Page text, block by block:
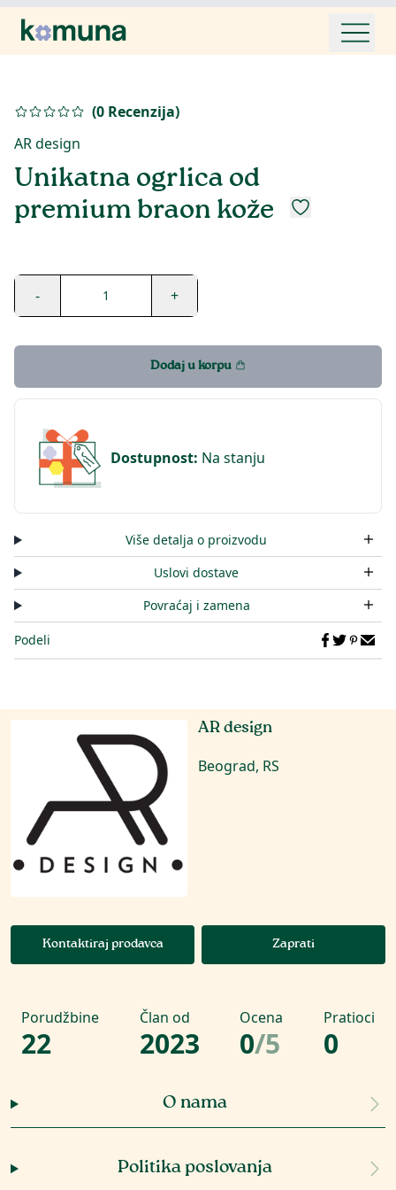
(0 Recenzija)
AR design
Unikatna ogrlica od
premium braon kože
- 1 +
Dodaj u korpu
Dostupnost: Na stanju
Više detalja o proizvodu
Uslovi dostave
Povraćaj i zamena
Podeli
AR design
Beograd, RS
Kontaktiraj prodavca Zaprati
Porudžbine
22
Član od
2023
Ocena
0/5
Pratioci
0
O nama
Politika poslovanja